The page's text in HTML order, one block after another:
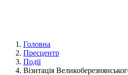
Головна
Пресцентр
Події
Візитація